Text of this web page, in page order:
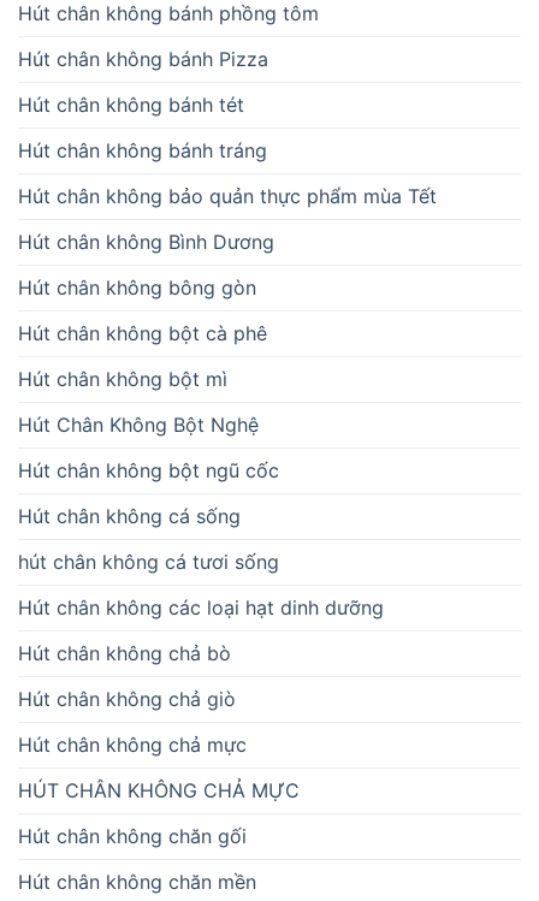
Hút chân không bánh phồng tôm
Hút chân không bánh Pizza
Hút chân không bánh tét
Hút chân không bánh tráng
Hút chân không bảo quản thực phẩm mùa Tết
Hút chân không Bình Dương
Hút chân không bông gòn
Hút chân không bột cà phê
Hút chân không bột mì
Hút Chân Không Bột Nghệ
Hút chân không bột ngũ cốc
Hút chân không cá sống
hút chân không cá tươi sống
Hút chân không các loại hạt dinh dưỡng
Hút chân không chả bò
Hút chân không chả giò
Hút chân không chả mực
HÚT CHÂN KHÔNG CHẢ MỰC
Hút chân không chăn gối
Hút chân không chăn mền